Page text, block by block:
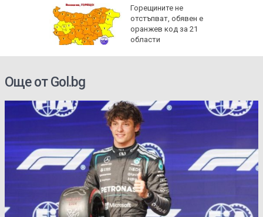
Горещините не
отстъпват, обявен е
оранжев код за 21
области
Още от Gol.bg